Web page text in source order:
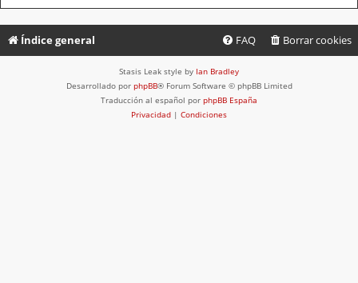
Índice general Borrar cookies
FAQ
Stasis Leak style by Ian Bradley
Desarrollado por phpBB® Forum Software © phpBB Limited
Traducción al español por phpBB España
Privacidad | Condiciones